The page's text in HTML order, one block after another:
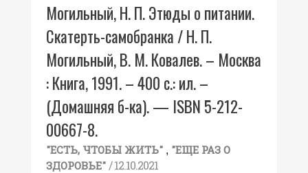
Могильный, Н. П. Этюды о питании.
Скатерть-самобранка / Н. П.
Могильный, В. М. Ковалев. – Москва
: Книга, 1991. – 400 с.: ил. –
(Домашняя б-ка). — ISBN 5-212-
00667-8.
"ЕСТЬ, ЧТОБЫ ЖИТЬ" , "ЕЩЕ РАЗ О
ЗДОРОВЬЕ" / 12.10.2021